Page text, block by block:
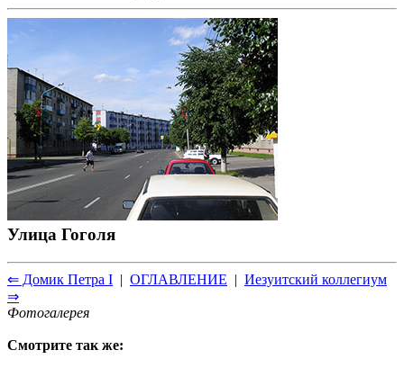
Улица Гоголя
⇐ Домик Петра I | ОГЛАВЛЕНИЕ | Иезуитский коллегиум
⇒
Фотогалерея
Смотрите так же: